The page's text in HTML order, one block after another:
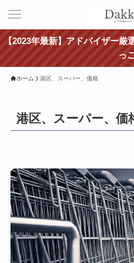
【2023年最新】アドバイザー
っ
ホーム 港区、スーパー、価格
港区、スーパー、価